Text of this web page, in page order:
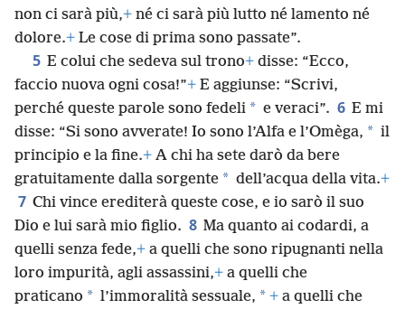
non ci sarà più,+ né ci sarà più lutto né lamento né
dolore.+ Le cose di prima sono passate”.
5 E colui che sedeva sul trono+ disse: “Ecco,
faccio nuova ogni cosa!”+ E aggiunse: “Scrivi,
perché queste parole sono fedeli * e veraci”. 6 E mi
disse: “Si sono avverate! Io sono l’Alfa e l’Omèga, * il
principio e la fine.+ A chi ha sete darò da bere
gratuitamente dalla sorgente * dell’acqua della vita.+
7 Chi vince erediterà queste cose, e io sarò il suo
Dio e lui sarà mio figlio. 8 Ma quanto ai codardi, a
quelli senza fede,+ a quelli che sono ripugnanti nella
loro impurità, agli assassini,+ a quelli che
praticano * l’immoralità sessuale, * + a quelli che